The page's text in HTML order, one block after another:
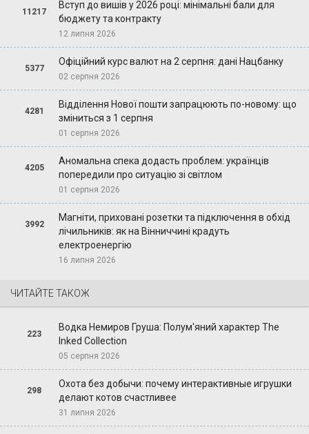
11217
Вступ до вишів у 2026 році: мінімальні бали для
бюджету та контракту
12 липня 2026
5377
Офіційний курс валют на 2 серпня: дані Нацбанку
02 серпня 2026
4281
Відділення Нової пошти запрацюють по-новому: що
зміниться з 1 серпня
01 серпня 2026
4205
Аномальна спека додасть проблем: українців
попередили про ситуацію зі світлом
01 серпня 2026
3992
Магніти, приховані розетки та підключення в обхід
лічильників: як на Вінниччині крадуть
електроенергію
16 липня 2026
ЧИТАЙТЕ ТАКОЖ
223
Водка Немиров Груша: Полум'яний характер The
Inked Collection
05 серпня 2026
298
Охота без добычи: почему интерактивные игрушки
делают котов счастливее
31 липня 2026